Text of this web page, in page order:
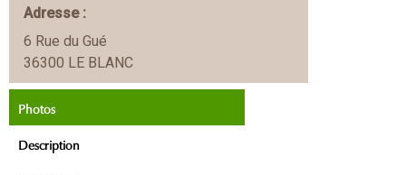
Adresse :
6 Rue du Gué
36300 LE BLANC
Photos
Description